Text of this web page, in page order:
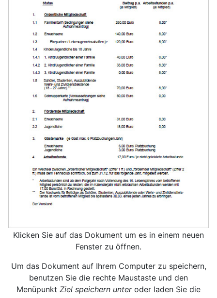
Klicken Sie auf das Dokument um es in einem neuen
Fenster zu öffnen.
Um das Dokument auf Ihrem Computer zu speichern,
benutzen Sie die rechte Maustaste und den
Menüpunkt Ziel speichern unteroder laden Sie die